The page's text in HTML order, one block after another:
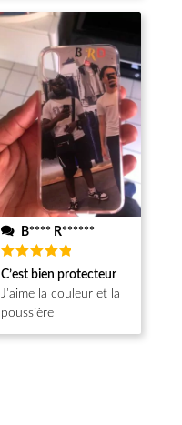
B**** R******
Note5
sur 5
C’est bien protecteur
J’aime la couleur et la
poussière